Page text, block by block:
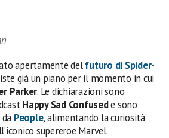
apertamente delfuturo di Spider-
già un piano per il momento in cui
Parker. Le dichiarazioni sono
Happy Sad Confusede sono
People, alimentando la curiosità
supereroe Marvel.